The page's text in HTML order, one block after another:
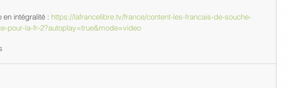
en intégralité : https://lafrancelibre.tv/france/content-les-francais-de-souche-
pour-la-fr-2?autoplay=true&mode=video